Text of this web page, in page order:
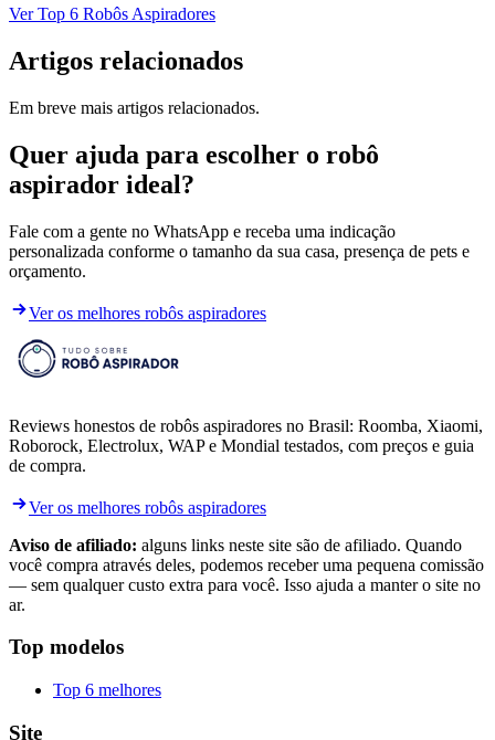
Ver Top 6 Robôs Aspiradores
Artigos relacionados
Em breve mais artigos relacionados.
Quer ajuda para escolher o robô
aspirador ideal?
Fale com a gente no WhatsApp e receba uma indicação
personalizada conforme o tamanho da sua casa, presença de pets e
orçamento.
Ver os melhores robôs aspiradores
Reviews honestos de robôs aspiradores no Brasil: Roomba, Xiaomi,
Roborock, Electrolux, WAP e Mondial testados, com preços e guia
de compra.
Ver os melhores robôs aspiradores
Aviso de afiliado: alguns links neste site são de afiliado. Quando
você compra através deles, podemos receber uma pequena comissão
— sem qualquer custo extra para você. Isso ajuda a manter o site no
ar.
Top modelos
Top 6 melhores
Site